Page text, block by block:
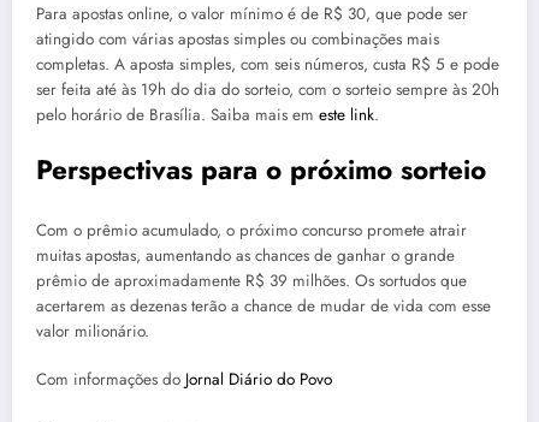
Para apostas online, o valor mínimo é de R$ 30, que pode ser
atingido com várias apostas simples ou combinações mais
completas. A aposta simples, com seis números, custa R$ 5 e pode
ser feita até às 19h do dia do sorteio, com o sorteio sempre às 20h
pelo horário de Brasília. Saiba mais em este link.
Perspectivas para o próximo sorteio
Com o prêmio acumulado, o próximo concurso promete atrair
muitas apostas, aumentando as chances de ganhar o grande
prêmio de aproximadamente R$ 39 milhões. Os sortudos que
acertarem as dezenas terão a chance de mudar de vida com esse
valor milionário.
Com informações do Jornal Diário do Povo